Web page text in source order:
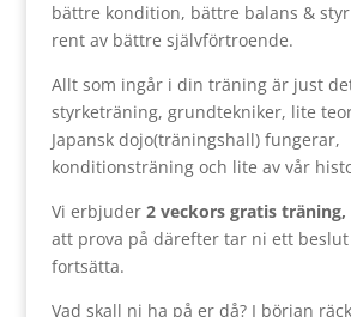
bättre kondition, bättre balans &
rent av bättre självförtroende.
Allt som ingår i din träning är just
styrketräning, grundtekniker, lite
Japansk dojo(träningshall) fungerar,
konditionsträning och lite av vår
Vi erbjuder 2 veckors gratis träning,
att prova på därefter tar ni ett
fortsätta.
Vad skall ni ha på er då? I början